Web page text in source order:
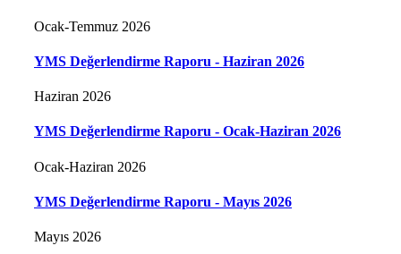
Ocak-Temmuz 2026
YMS Değerlendirme Raporu - Haziran 2026
Haziran 2026
YMS Değerlendirme Raporu - Ocak-Haziran 2026
Ocak-Haziran 2026
YMS Değerlendirme Raporu - Mayıs 2026
Mayıs 2026